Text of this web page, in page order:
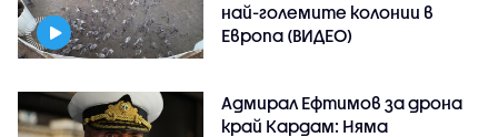
най-големите колонии в
Европа (ВИДЕО)
Адмирал Ефтимов за дрона
край Кардам: Няма